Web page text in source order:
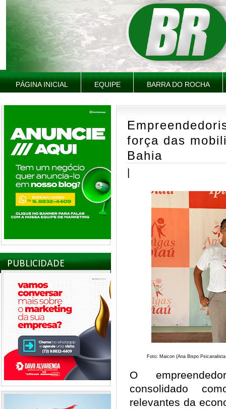
PÁGINA INICIAL EQUIPE BARRA DO ROCHA
PUBLICIDADE
força das
Bahia
|
Foto: Maicon (Ana Bispo
O
consolidado
relevantes da